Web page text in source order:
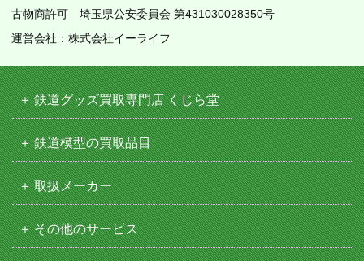
古物商許可 埼玉県公安委員会 第431030028350号
運営会社：株式会社イーライフ
鉄道グッズ買取専門店 くじら堂
鉄道模型の買取品目
取扱メーカー
その他のサービス